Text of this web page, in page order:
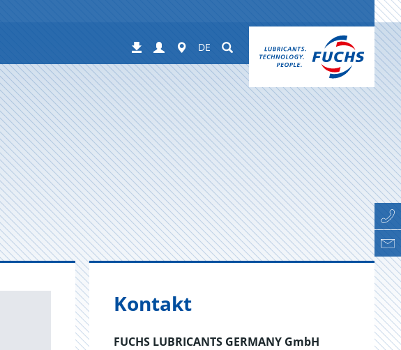
Downloads
Login Worldwide
DE Suchen
Kontakt
FUCHS LUBRICANTS GERMANY GmbH